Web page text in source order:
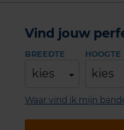
Vind jouw
BREEDTE
kies
HOOGTE
kies
Waar vind ik mijn